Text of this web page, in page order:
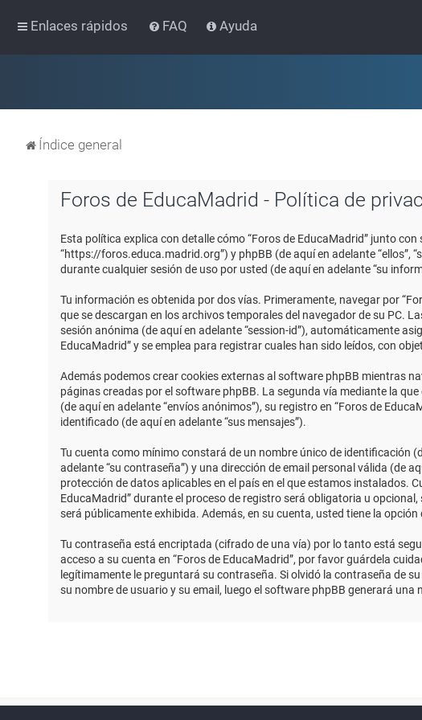
Enlaces rápidos FAQ Ayuda
Índice general
Foros de EducaMadrid - Política de
Esta política explica con detalle cómo “Foros de EducaMadrid” junto con
“https://foros.educa.madrid.org”) y phpBB (de aquí en adelante “ellos”,
durante cualquier sesión de uso por usted (de aquí en adelante “su
Tu información es obtenida por dos vías. Primeramente, navegar por
que se descargan en los archivos temporales del navegador de su PC.
sesión anónima (de aquí en adelante “session-id”), automáticamente
EducaMadrid” y se emplea para registrar cuales han sido leídos, con
Además podemos crear cookies externas al software phpBB mientras
páginas creadas por el software phpBB. La segunda vía mediante la
(de aquí en adelante “envíos anónimos”), su registro en “Foros de
identificado (de aquí en adelante “sus mensajes”).
Tu cuenta como mínimo constará de un nombre único de identificación
adelante “su contraseña”) y una dirección de email personal válida (de
protección de datos aplicables en el país en el que estamos instalados.
EducaMadrid” durante el proceso de registro será obligatoria u
será públicamente exhibida. Además, en su cuenta, usted tiene la
Tu contraseña está encriptada (cifrado de una vía) por lo tanto está
acceso a su cuenta en “Foros de EducaMadrid”, por favor guárdela
legítimamente le preguntará su contraseña. Si olvidó la contraseña de
su nombre de usuario y su email, luego el software phpBB generará